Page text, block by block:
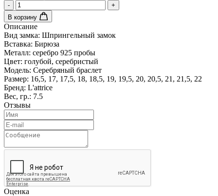
-
+
В корзину
Описание
Вид замка: Шпрингельный замок
Вставка: Бирюза
Металл: серебро 925 пробы
Цвет: голубой, серебристый
Модель: Серебряный браслет
Размер: 16,5, 17, 17,5, 18, 18,5, 19, 19,5, 20, 20,5, 21, 21,5, 22
Бренд: L'attrice
Вес, гр.: 7.5
Отзывы
Оценка